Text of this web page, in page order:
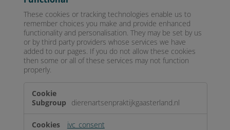
These cookies or tracking technologies enable us to
remember choices you make and provide enhanced
functionality and personalisation. They may be set by us
or by third party providers whose services we have
added to our pages. If you do not allow these cookies
then some or all of these services may not function
properly.
dierenartsenpraktijkgaasterland.nl
ivc_consent